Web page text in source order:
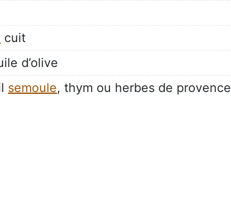
cuit
d’olive
semoule, thym ou herbes de provence